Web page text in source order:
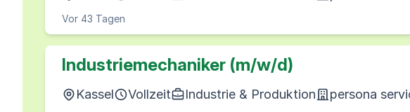
Vor 43 Tagen
Industriemechaniker (m/w/d)
Kassel Vollzeit Industrie & Produktion persona